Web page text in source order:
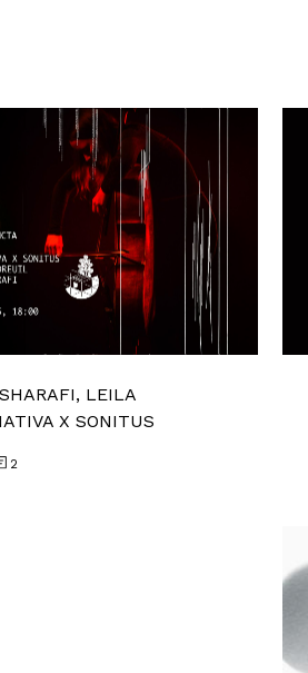
LEILA
X SONITUS
2